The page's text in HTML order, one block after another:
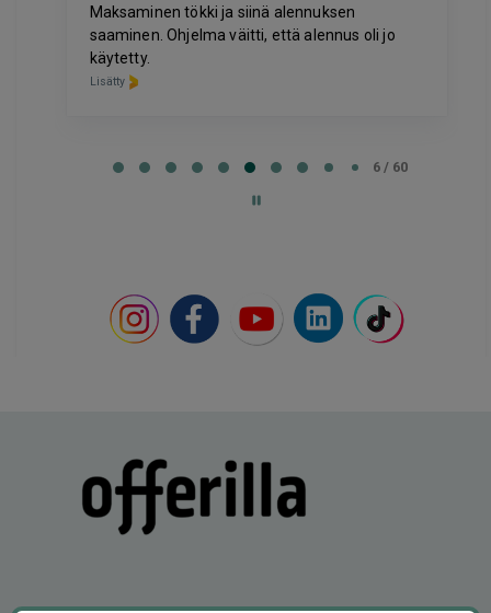
Maksaminen tökki ja siinä alennuksen
saaminen. Ohjelma väitti, että alennus oli jo
käytetty.
Lisätty
6 / 60